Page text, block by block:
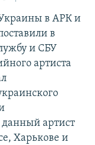
Украины в АРК и
в
и СБУ
артиста
данный артист
Харькове и